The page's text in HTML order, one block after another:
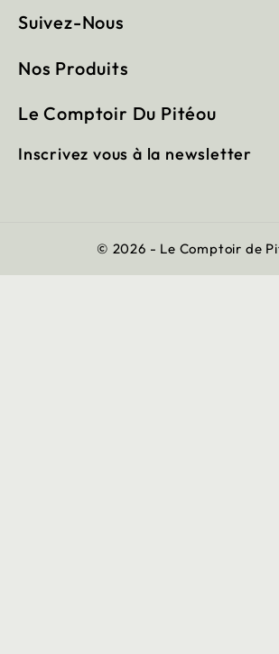
Suivez-Nous
Nos Produits
Le Comptoir Du Pitéou
Inscrivez vous à la newsletter
© 2026 - Le Comptoir de